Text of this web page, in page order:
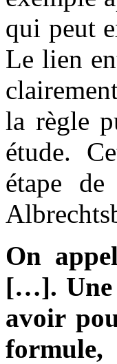
qui peut
Le lien
la règle
étude.
étape de
On
[…]. Une
avoir